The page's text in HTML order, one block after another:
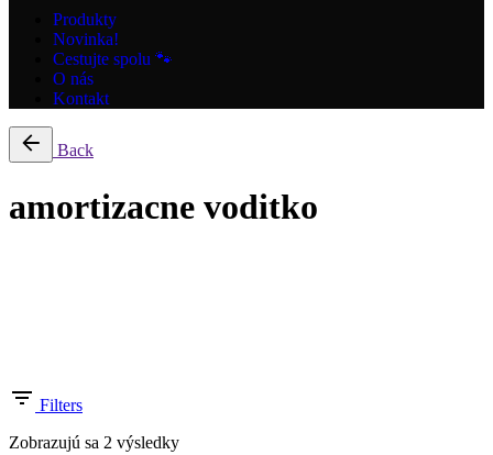
Produkty
Novinka!
Cestujte spolu 🐾
O nás
Kontakt
Back
amortizacne voditko
Filters
Zobrazujú sa 2 výsledky